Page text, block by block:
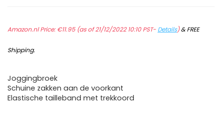
Amazon.nl Price:€11.95(as of 21/12/2022 10:10 PST- Details)&FREE
Shipping.
Joggingbroek
Schuine zakken aan de voorkant
Elastische tailleband met trekkoord